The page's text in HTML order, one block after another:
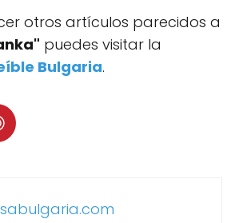
otros artículos parecidos a
puedes visitar la
Bulgaria.